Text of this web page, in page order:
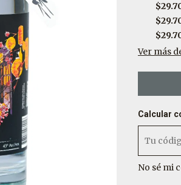
Ver más
Calcular
No sé mi